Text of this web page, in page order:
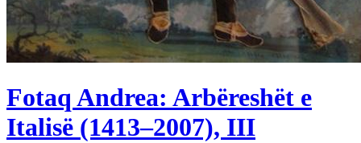
Fotaq Andrea: Arbëreshët e
Italisë (1413–2007), III